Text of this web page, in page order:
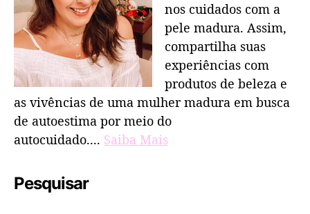
nos cuidados com a
pele madura. Assim,
compartilha suas
experiências com
produtos de beleza e
as vivências de uma mulher madura em busca
de autoestima por meio do
autocuidado.... Saiba Mais
Pesquisar